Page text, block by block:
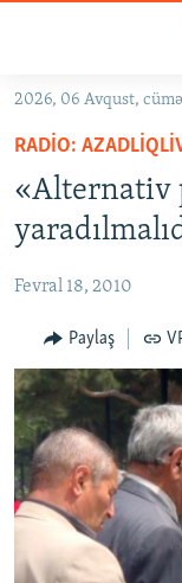
Əsas
qayıt
Əsas
naviqasiyaya
qayıt
Axtarışa
GÜNDƏM
#İZAHLA
KORRUPSIOMETR
FƏRQƏ BAX
QANUNI DOĞRU
ARAŞDIRMA
MULTIMEDIA
VIDEO
FOTOQALEREYA
İNFOQRAFIKA
RADIO ARXIV
OXU ZALI
AZƏRBAYCAN
HAQQIMIZDA
MISSIYAMIZ
BIZI IZLƏ
2026, 06 Avqust,
RADIO:
«Alternativ
Fevral 18, 2010
Paylaş